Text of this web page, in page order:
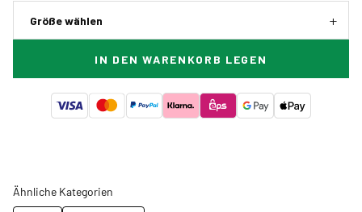
Größe wählen
IN DEN WARENKORB LEGEN
Ähnliche Kategorien